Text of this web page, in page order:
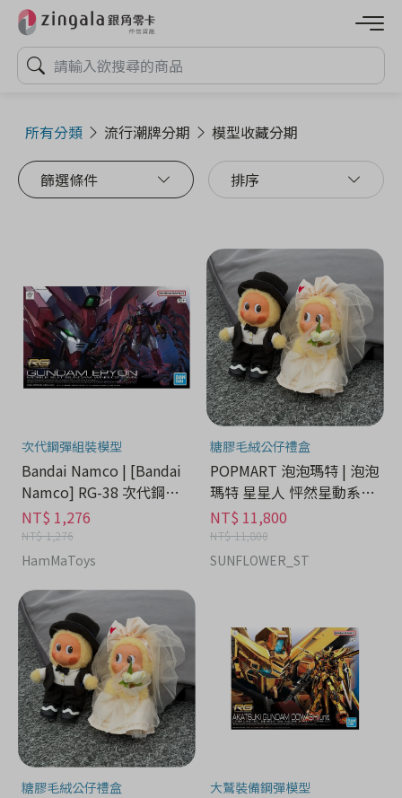
所有分類 流行潮牌分期 模型收藏分期
篩選條件 排序
次代鋼彈組裝模型
Bandai Namco | [Bandai
Namco] RG-38 次代鋼彈 -
流行潮牌分期
NT$ 1,276
NT$ 1,276
HamMaToys
糖膠毛絨公仔禮盒
POPMART 泡泡瑪特 | 泡泡
瑪特 星星人 怦然星動系列
糖膠毛絨公仔禮盒 - 流行潮
牌分期
NT$ 11,800
NT$ 11,800
SUNFLOWER_ST
糖膠毛絨公仔禮盒 大鷲裝備鋼彈模型